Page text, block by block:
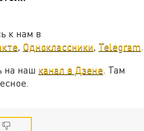
к нам в
, Одноклассники, Telegram.
на наш канал в Дзене. Там